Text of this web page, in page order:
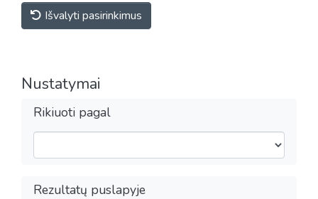
Išvalyti pasirinkimus
Nustatymai
Rikiuoti pagal
Rezultatų puslapyje